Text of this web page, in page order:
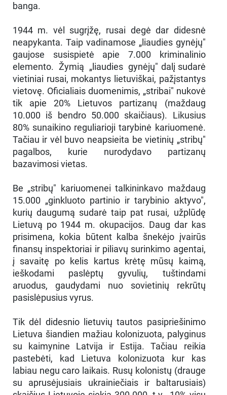
banga.
1944 m. vėl sugrįžę, rusai degė dar didesnė
neapykanta. Taip vadinamose „liaudies gynėjų"
gaujose susispietė apie 7.000 kriminalinio
elemento. Žymią „liaudies gynėjų" dalį sudarė
vietiniai rusai, mokantys lietuviškai, pažįstantys
vietovę. Oficialiais duomenimis, „stribai" nukovė
tik apie 20% Lietuvos partizanų (maždaug
10.000 iš bendro 50.000 skaičiaus). Likusius
80% sunaikino reguliarioji tarybinė kariuomenė.
Tačiau ir vėl buvo neapsieita be vietinių „stribų"
pagalbos, kurie nurodydavo partizanų
bazavimosi vietas.
Be „stribų" kariuomenei talkininkavo maždaug
15.000 „ginkluoto partinio ir tarybinio aktyvo",
kurių daugumą sudarė taip pat rusai, užplūdę
Lietuvą po 1944 m. okupacijos. Daug dar kas
prisimena, kokia būtent kalba šnekėjo įvairūs
finansų inspektoriai ir piliavų surinkimo agentai,
į savaitę po kelis kartus krėtę mūsų kaimą,
ieškodami paslėptų gyvulių, tuštindami
aruodus, gaudydami nuo sovietinių rekrūtų
pasislėpusius vyrus.
Tik dėl didesnio lietuvių tautos pasipriešinimo
Lietuva šiandien mažiau kolonizuota, palyginus
su kaimynine Latvija ir Estija. Tačiau reikia
pastebėti, kad Lietuva kolonizuota kur kas
labiau negu caro laikais. Rusų kolonistų (drauge
su aprusėjusiais ukrainiečiais ir baltarusiais)